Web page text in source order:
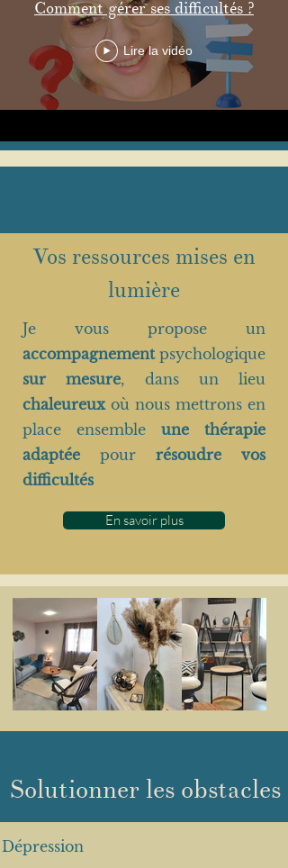
Comment gérer ses difficultés ?
Lire la vidéo
Vos ressources mises en
lumière
Je vous propose un
accompagnementpsychologique
sur mesure, dans un lieu
chaleureux où nous mettrons en
place ensemble une thérapie
adaptée pour résoudre vos
difficultés
En savoir plus
Solutionner les obstacles
Dépression